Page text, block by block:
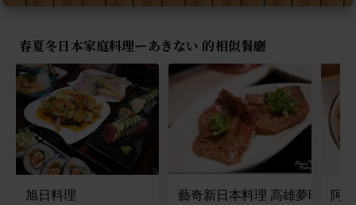
春夏冬日本家庭料理ーあきない 的相似餐廳
旭日料理 藝奇新日本料理 高雄夢時代店
阿